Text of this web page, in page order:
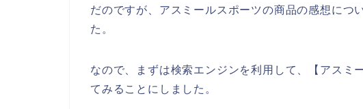
だのですが、アスミールスポーツの商品の感想につ
た。
なので、まずは検索エンジンを利用して、【アス
てみることにしました。